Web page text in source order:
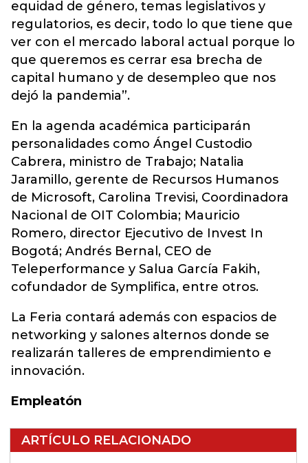
equidad de género, temas legislativos y
regulatorios, es decir, todo lo que tiene que
ver con el mercado laboral actual porque lo
que queremos es cerrar esa brecha de
capital humano y de desempleo que nos
dejó la pandemia”.
En la agenda académica participarán
personalidades como Ángel Custodio
Cabrera, ministro de Trabajo; Natalia
Jaramillo, gerente de Recursos Humanos
de Microsoft, Carolina Trevisi, Coordinadora
Nacional de OIT Colombia; Mauricio
Romero, director Ejecutivo de Invest In
Bogotá; Andrés Bernal, CEO de
Teleperformance y Salua García Fakih,
cofundador de Symplifica, entre otros.
La Feria contará además con espacios de
networking y salones alternos donde se
realizarán talleres de emprendimiento e
innovación.
Empleatón
ARTÍCULO RELACIONADO